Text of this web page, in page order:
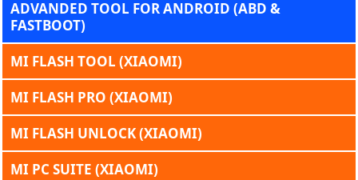
ADVANDED TOOL FOR ANDROID (ABD &
FASTBOOT)
MI FLASH TOOL (XIAOMI)
MI FLASH PRO (XIAOMI)
MI FLASH UNLOCK (XIAOMI)
MI PC SUITE (XIAOMI)